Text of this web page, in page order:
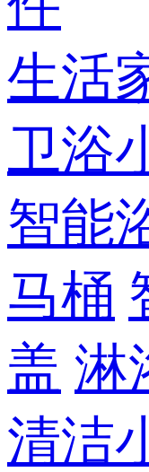
生活
卫浴
智能
马桶
盖 淋
清洁